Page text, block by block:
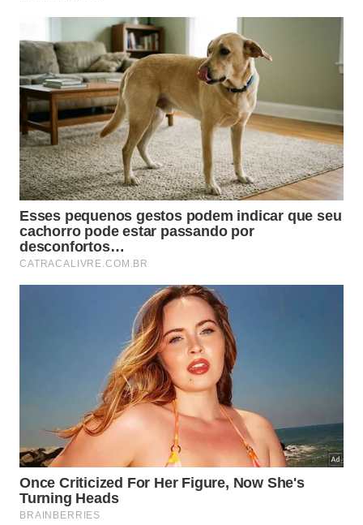
nova função quando fixado na parede com buchas
e parafusos. Ele se converte em gancho para
bolsas, guarda-chuvas em uso, mochilas escolares
ou acessórios de trabalho, e em ateliês pode servir
como suporte para ferramentas leves, fitas ou
cordões.
Quais são os benefícios do
reaproveitamento criativo de
guarda-chuvas quebrados?
O reaproveitamento criativo de guarda-chuvas
e ajuda a repensar o consumo diário. Ao perceber
danificado ainda possui valor, fica
mais simples evitar compras por impulso e priorizar
soluções com o que já existe em casa, o que
também favorece o orçamento.
Essa prática ainda contribui para a educação
ambiental de crianças e adolescentes, que
aprendem sobre separação de materiais, cuidado
com ferramentas e responsabilidade no descarte.
Assim, o guarda-chuva que antes parecia sem
função ganha nova utilidade e mostra, na prática,